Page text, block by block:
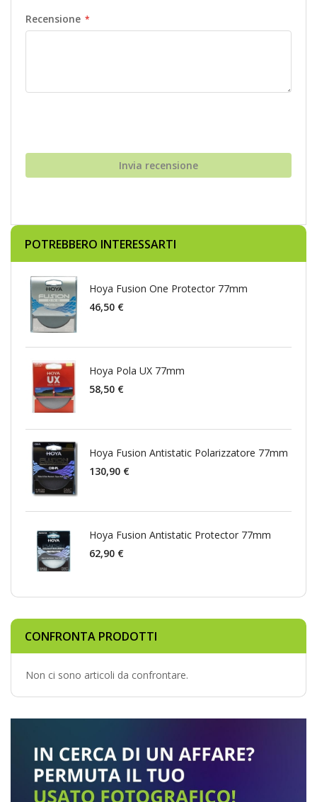
Recensione
Invia recensione
POTREBBERO INTERESSARTI
Hoya Fusion One Protector 77mm
46,50 €
Hoya Pola UX 77mm
58,50 €
Hoya Fusion Antistatic Polarizzatore 77mm
130,90 €
Hoya Fusion Antistatic Protector 77mm
62,90 €
CONFRONTA PRODOTTI
Non ci sono articoli da confrontare.